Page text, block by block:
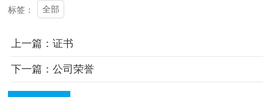
标签： 全部
上一篇：证书
下一篇：公司荣誉